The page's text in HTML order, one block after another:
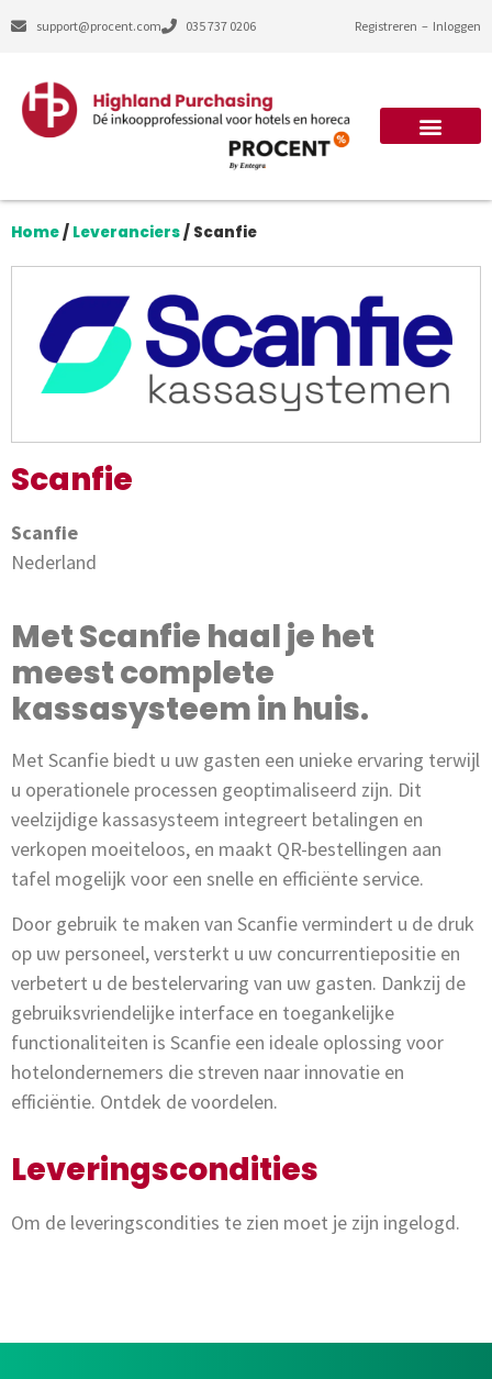
support@procent.com 035 737 0206 Registreren – Inloggen
Home/ Leveranciers/ Scanfie
Scanfie
Scanfie
Nederland
Met Scanfie haal je het
meest complete
kassasysteem in huis.
Met Scanfie biedt u uw gasten een unieke ervaring terwijl
u operationele processen geoptimaliseerd zijn. Dit
veelzijdige kassasysteem integreert betalingen en
verkopen moeiteloos, en maakt QR-bestellingen aan
tafel mogelijk voor een snelle en efficiënte service.
Door gebruik te maken van Scanfie vermindert u de druk
op uw personeel, versterkt u uw concurrentiepositie en
verbetert u de bestelervaring van uw gasten. Dankzij de
gebruiksvriendelijke interface en toegankelijke
functionaliteiten is Scanfie een ideale oplossing voor
hotelondernemers die streven naar innovatie en
efficiëntie. Ontdek de voordelen.
Leveringscondities
Om de leveringscondities te zien moet je zijn ingelogd.